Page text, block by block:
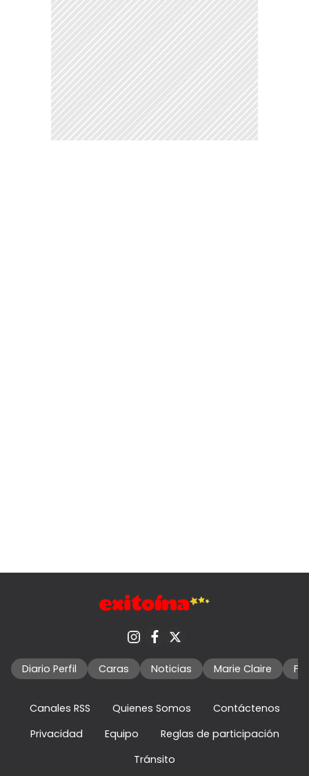
Diario Perfil Caras Noticias Marie Claire
Canales RSS Quienes Somos
Contáctenos
Privacidad
Equipo
Reglas de participación
Tránsito